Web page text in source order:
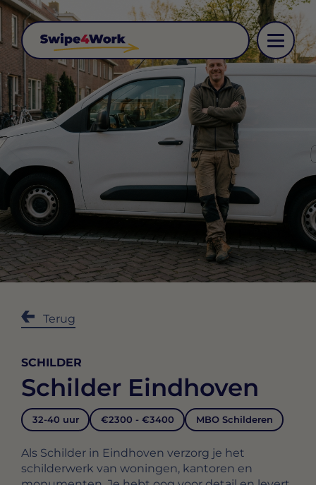
Terug
SCHILDER
Schilder Eindhoven
32-40 uur €2300 - €3400 MBO Schilderen
Als Schilder in Eindhoven verzorg je het
schilderwerk van woningen, kantoren en